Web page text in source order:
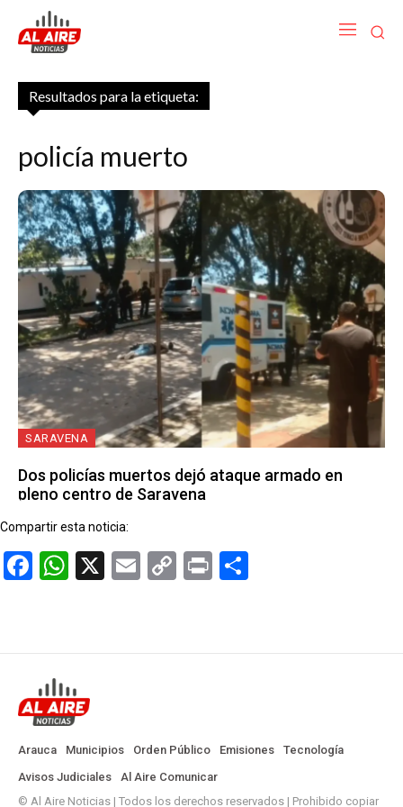
Resultados para la etiqueta:
policía muerto
SARAVENA
Dos policías muertos dejó ataque armado en
pleno centro de Saravena
Compartir esta noticia:
Facebook
WhatsApp
X EmailCopy
Print
Arauca Municipios Orden Público Emisiones
Tecnología
Avisos Judiciales
Al Aire Comunicar
© Al Aire Noticias | Todos los derechos reservados | Prohibido copiar